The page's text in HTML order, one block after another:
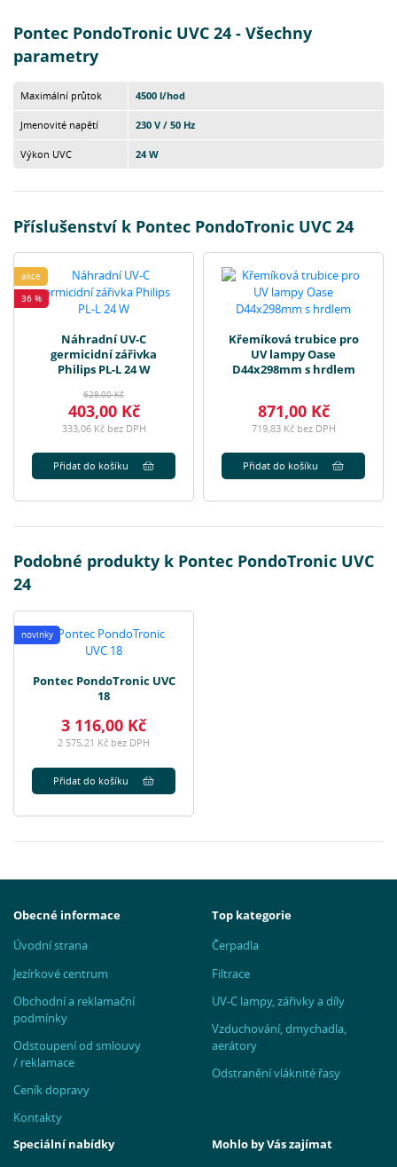
Pontec PondoTronic UVC 24 - Všechny
parametry
Maximální průtok 4500 l/hod
Jmenovité napětí 230 V / 50 Hz
Výkon UVC 24 W
Příslušenství k Pontec PondoTronic UVC 24
akce
36 %
Náhradní UV-C
germicidní zářivka
Philips PL-L 24 W
628,00 Kč
403,00 Kč
333,06 Kč bez DPH
Přidat do košíku
Křemíková trubice pro
UV lampy Oase
D44x298mm s hrdlem
871,00 Kč
719,83 Kč bez DPH
Přidat do košíku
Podobné produkty k Pontec PondoTronic UVC
24
novinky
Pontec PondoTronic UVC
18
3 116,00 Kč
2 575,21 Kč bez DPH
Přidat do košíku
Obecné informace
Úvodní strana
Jezírkové centrum
Obchodní a reklamační
podmínky
Odstoupení od smlouvy
/ reklamace
Ceník dopravy
Kontakty
Top kategorie
Čerpadla
Filtrace
UV-C lampy, zářivky a díly
Vzduchování, dmychadla,
aerátory
Odstranění vláknité řasy
Speciální nabídky
Mohlo by Vás zajímat